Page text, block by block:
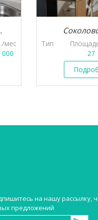
мес
000
Тип
27
на нашу рассылку,
предложений